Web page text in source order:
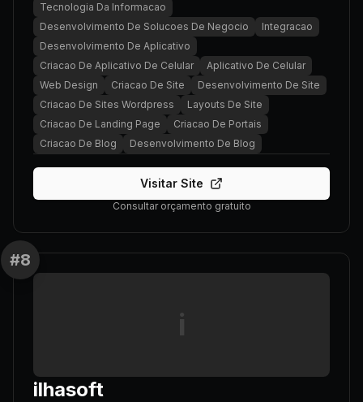
Tecnologia Da Informacao
Desenvolvimento De Solucoes De Negocio
Integracao
Desenvolvimento De Aplicativo
Criacao De Aplicativo De Celular
Aplicativo De Celular
Web Design
Criacao De Site
Desenvolvimento De Site
Criacao De Sites Wordpress
Layouts De Site
Criacao De Landing Page
Criacao De Portais
Criacao De Blog
Desenvolvimento De Blog
Visitar Site
Consultar orçamento gratuito
#8
i
ilhasoft